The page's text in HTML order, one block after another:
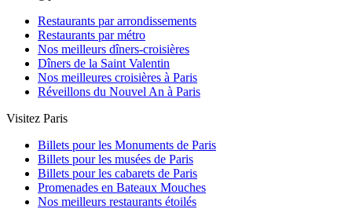
Restaurants par arrondissements
Restaurants par métro
Nos meilleurs dîners-croisières
Dîners de la Saint Valentin
Nos meilleures croisières à Paris
Réveillons du Nouvel An à Paris
Visitez Paris
Billets pour les Monuments de Paris
Billets pour les musées de Paris
Billets pour les cabarets de Paris
Promenades en Bateaux Mouches
Nos meilleurs restaurants étoilés